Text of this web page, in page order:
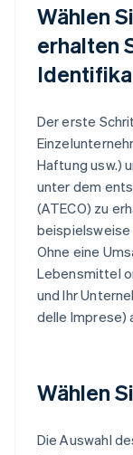
Wählen
erhalten
Der erste
Haftung usw.)
unter dem
(ATECO) zu
beispielsweise
Ohne eine
Lebensmittel
und Ihr
delle Imprese)
Wählen
Die Auswahl